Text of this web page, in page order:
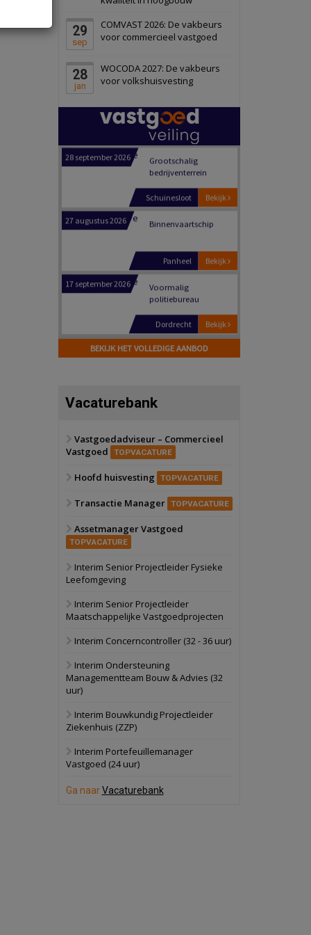
29
sep
COMVAST 2026: De vakbeurs
voor commercieel vastgoed
28
jan
WOCODA 2027: De vakbeurs
voor volkshuisvesting
Schiedam
22 september 2026 Attractiepark
Bekijk
Oranje
28 september 2026
bedrijventerrein
Schuinesloot
27 augustus 2026 Binnenvaartschip
Bekijk
Panheel
17 september 2026
Voormalig
Bekijk
Dordrecht
17 september 2026
Voormalig
politiebureau
Bekijk
Hilversum
17 september 2026
Voormalig
Zwanenburg
6 oktober 2026 Transformatieobject
22 september 2026
28 september 2026
Grootschalig
bedrijventerrein
Bekijk
Schuinesloot
27 augustus 2026 Binnenvaartschip
17 september 2026
17 september 2026
Voormalig
BEKIJK HET VOLLEDIGE AANBOD
Vacaturebank
Vastgoedadviseur – Commercieel
Vastgoed
TOPVACATURE
Hoofd huisvesting TOPVACATURE
Transactie Manager TOPVACATURE
Assetmanager Vastgoed
TOPVACATURE
Interim Senior Projectleider Fysieke
Leefomgeving
Interim Senior Projectleider
Maatschappelijke Vastgoedprojecten
Interim Concerncontroller (32 - 36 uur)
Interim Ondersteuning
Managementteam Bouw & Advies (32
uur)
Interim Bouwkundig Projectleider
Ziekenhuis (ZZP)
Interim Portefeuillemanager
Vastgoed (24 uur)
Ga naarVacaturebank